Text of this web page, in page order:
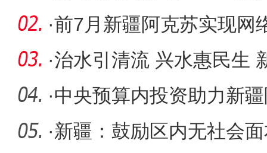
产投资增
·前7月新疆阿克苏实现网
同比增长
·治水引清流 兴水惠民生
流域综
·中央预算内投资助力新
理能力再
·新疆：鼓励区内无社会